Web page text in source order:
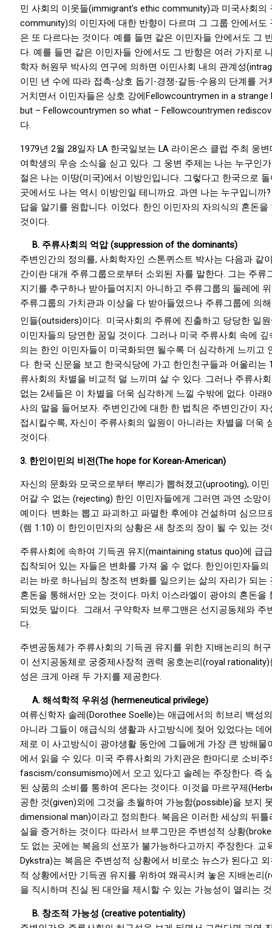
민 사회의 이웃들(immigrant’s ethic community)과 미국사회의
community)의 이민자에 대한 반향이 다르며 그 그룹 안에서도
은 또 다르다는 것이다. 예를 들면 같은 이민자들 안에서도 그
다. 예를 들면 같은 이민자들 안에서도 그 반향은 여러 가지로
학자 허원무 박사의 연구에 의하면 이민사회 내의 관계성
이민 년 수에 따라 접촉-상호 돕기-경쟁-갈등-수용의 단계를 거
거치면서 이민자들은 상호 강에Fellowcountrymen in a
but – Fellowcountrymen so what – Fellowcountrymen
다.
1979년 2월 28일자 LA 한국일보는 LA 라이온스 클럽 주최 웅
여학생의 우승 소식을 싣고 있다. 그 웅변 주제는 나는 누구인
절은 나는 이땅(미국)에서 이방인입니다. 그렇다고 한국으로
곳에서도 나는 역시 이방인일 테니까요. 과연 나는 누구입니까
답을 알기를 원합니다. 이었다. 한인 이민자의 자의식의 혼돈
것이다.
B. 주류사회의 억압 (suppression of the dominants)
주변인간의 정의를, 사회학자인 스톤퀴스트 박사는 다음과 같
간이란 대개 주류그룹으로부터 소외된 자를 말한다. 그는 주류
지기를 추구하나 받아들여지지 아니하고 주류그룹의 둘레에
주류그룹의 가치관과 이상을 다 받아들였으나 주류그룹에 의
인들(outsiders)이다. 미국사회의 주류에 진출하고 당당한 일
이민자들의 당연한 꿈일 것이다. 그러나 미국 주류사회 속에
의는 한인 이민자들이 미국화되면 될수록 더 심각하게 느끼고
다. 한국 신문을 보고 한국식당에 가고 한인친구들과 어울리는
류사회의 차별을 비교적 덜 느끼며 살 수 있다. 그러나 주류사
없는 2세들은 이 차별을 더욱 심각하게 느낄 수밖에 없다. 아래
사의 말을 들어보자. 주변인간에 대한 한 법칙은 주변인간이
접시킬수록, 자신이 주류사회의 일원이 아니라는 차별을 더욱
것이다.
3. 한인이민의 비전(The hope for Korean-American)
자신의 문화와 모국으로부터 뿌리가 뽑혀졌고(uprooting), 이
어갈 수 없는 (rejecting) 한인 이민자들에게 그러면 과연 소망
예이다. 변화는 뽑고 파괴하고 파멸한 후에야 건설하며 심으므
(렘 1:10) 이 한인이민자의 상황은 새 창조의 장이 될 수 있는 것
주류사회에 속하여 기득권 유지(maintaining status quo)에 급
집착되어 있는 자들은 변화를 가져 올 수 없다. 한인이민자들
리는 바로 하나님의 창조적 변화를 일으키는 삶의 자리가 되는
혼돈을 통해서만 오는 것이다. 마치 이스라엘이 광야의 혼돈을
되었듯 말이다. 그래서 구약학자 브루그맨은 선지공동체와 주
다.
주변공동체가 주류사회의 기득권 유지를 위한 지배논리의 허
이 선지공동체로 궁중제사장적 권력 옹호논리(royal
성은 크게 아래 두 가지를 제공한다.
A.해석학적 우위성 (hermeneutical privilege)
여류신학자 솔레(Dorothee Soelle)는 애급에서의 히브리 백성
아니라 그들이 애급식의 생활과 사고방식에 젖어 있었다는 데
제로 이 사고방식이 광야생활 동안에 그들에게 가장 큰 방해물
에서 읽을 수 있다. 미국 주류사회의 가치관은 한마디로 소비
fascism/consumismo)에서 오고 있다고 솔레는 주장한다. 즉
된 상품의 소비를 통하여 온다는 것이다. 이것을 마르꾸제
공한 것(given)외에 그것을 초월하여 가능함(possible)을 보지
dimensional man)이라고 정의한다. 복음은 이러한 세상의 뒤
실을 증거하는 것이다. 따라서 브루그만은 주변성적 상황
도 없는 곳에는 복음의 선포가 불가능하다고까지 주장한다. 교
Dykstra)는 복음은 주변성적 상황에서 비로소 뉴스가 된다고
적 상황에서만 기득권 유지를 위하여 왜곡시켜 놓은 지배논리
을 직시하며 진실 된 대안을 제시할 수 있는 가능성이 열리는
B. 창조적 가능성 (creative potentiality)